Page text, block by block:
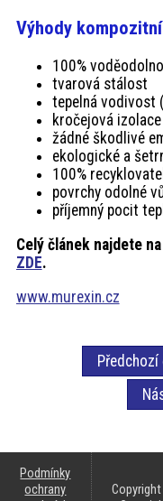
Výhody
100%
tvarová stálost
tepelná vodivost
kročejová izolace
žádné škodlivé
ekologické a
100%
povrchy odolné
příjemný pocit
Celý článek najdete
ZDE.
www.murexin.cz
Předchozí
Podmínky
ochrany